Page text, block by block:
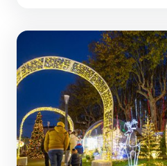
La Magie de Noël